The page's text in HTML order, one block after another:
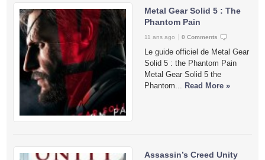
Metal Gear Solid 5 : The
Phantom Pain
11 ans ago 0 Comments
Le guide officiel de Metal Gear
Solid 5 : the Phantom Pain
Metal Gear Solid 5 the
Phantom... Read More »
Assassin’s Creed Unity